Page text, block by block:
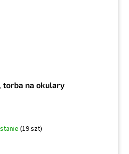
torba na okulary
(19 szt)